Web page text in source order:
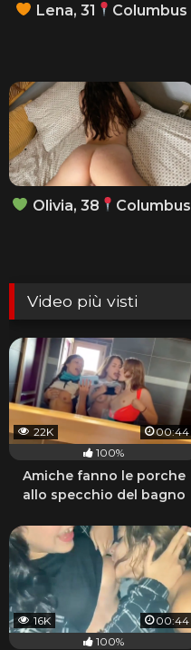
Lena, 31 Columbus
Olivia, 38 Columbus
Video più visti
22K
00:44
100%
Amiche fanno le porche
allo specchio del bagno
16K
00:44
100%